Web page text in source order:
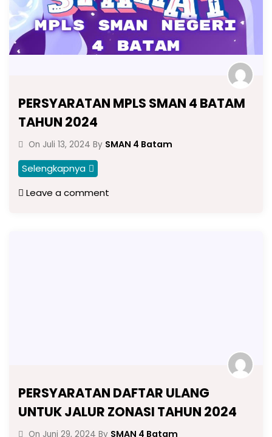
PERSYARATAN MPLS SMAN 4 BATAM
TAHUN 2024
On Juli 13, 2024 By SMAN 4 Batam
Selengkapnya
Leave a comment
PERSYARATAN DAFTAR ULANG
UNTUK JALUR ZONASI TAHUN 2024
On Juni 29, 2024 By SMAN 4 Batam